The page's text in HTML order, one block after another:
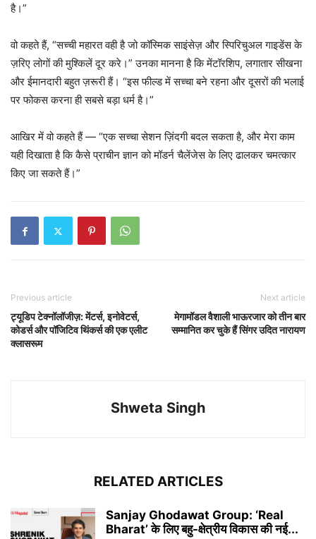
है।”
वो कहते हैं, “सच्ची महारत वही है जो कॉस्मिक साइंसेज़ और स्पिरिचुअल गाइडेंस के
ज़रिए लोगों की मुश्किलें दूर करे।” उनका मानना है कि मेंटॉरशिप, लगातार सीखना
और ईमानदारी बहुत ज़रूरी हैं। “इस फील्ड में सच्चा बने रहना और दूसरों की भलाई
पर फोकस करना ही सबसे बड़ा धर्म है।”
आखिर में वो कहते हैं — “एक सच्चा सेशन ज़िंदगी बदल सकता है, और मेरा काम
यही दिखाता है कि कैसे प्राचीन ज्ञान को मॉडर्न चैलेंजेस के लिए ढालकर चमत्कार
किए जा सकते हैं।”
Previous article
ट्यूडिप टेक्नॉलॉजीज़: मेंटर्स, इनोवेटर्स,
कोडर्स और पॉजिटिव थिंकर्स की एक एलीट
क्लासरूम
Next article
मेगामॉडल वैशाली भाऊरजार को तीन बार
सम्मानित कर चुके हैं सिंगर उदित नारायण
Shweta Singh
RELATED ARTICLES
Sanjay Ghodawat Group: ‘Real
Bharat’ के लिए बहु-क्षेत्रीय विकास की नई...